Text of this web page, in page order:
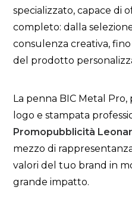
specializzato, capace di
completo: dalla
consulenza creativa,
del prodotto
La penna BIC Metal
logo e stampata
Promopubblicità
mezzo di
valori del tuo brand in
grande impatto.